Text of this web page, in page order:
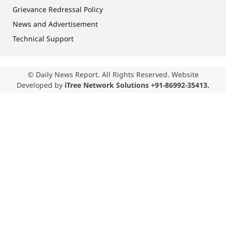
Grievance Redressal Policy
News and Advertisement
Technical Support
© Daily News Report. All Rights Reserved. Website
Developed by iTree Network Solutions +91-86992-35413.